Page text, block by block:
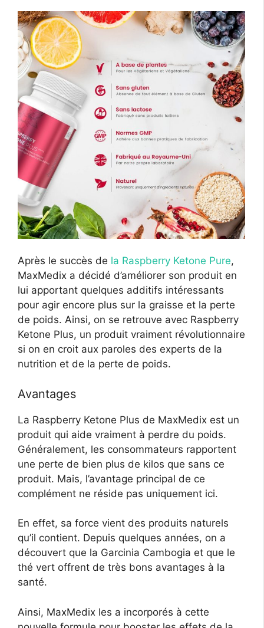
Après le succès de la Raspberry Ketone Pure,
MaxMedix a décidé d’améliorer son produit en
lui apportant quelques additifs intéressants
pour agir encore plus sur la graisse et la perte
de poids. Ainsi, on se retrouve avec Raspberry
Ketone Plus, un produit vraiment révolutionnaire
si on en croit aux paroles des experts de la
nutrition et de la perte de poids.
Avantages
La Raspberry Ketone Plus de MaxMedix est un
produit qui aide vraiment à perdre du poids.
Généralement, les consommateurs rapportent
une perte de bien plus de kilos que sans ce
produit. Mais, l’avantage principal de ce
complément ne réside pas uniquement ici.
En effet, sa force vient des produits naturels
qu’il contient. Depuis quelques années, on a
découvert que la Garcinia Cambogia et que le
thé vert offrent de très bons avantages à la
santé.
Ainsi, MaxMedix les a incorporés à cette